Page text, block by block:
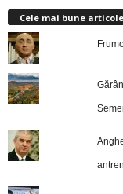
Cele mai bune